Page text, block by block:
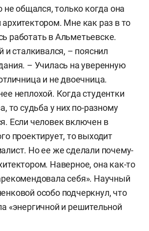
не общался, только когда она
Мне как раз в то
работать в Альметьевске.
и сталкивался, – пояснил
– Училась на уверенную
и не двоечница.
неплохой. Когда студентки
то судьба у них по-разному
Если человек включен в
проектирует, то выходит
Но ее же сделали почему-
Наверное, она как-то
себя». Научный
особо подчеркнул, что
«энергичной и решительной